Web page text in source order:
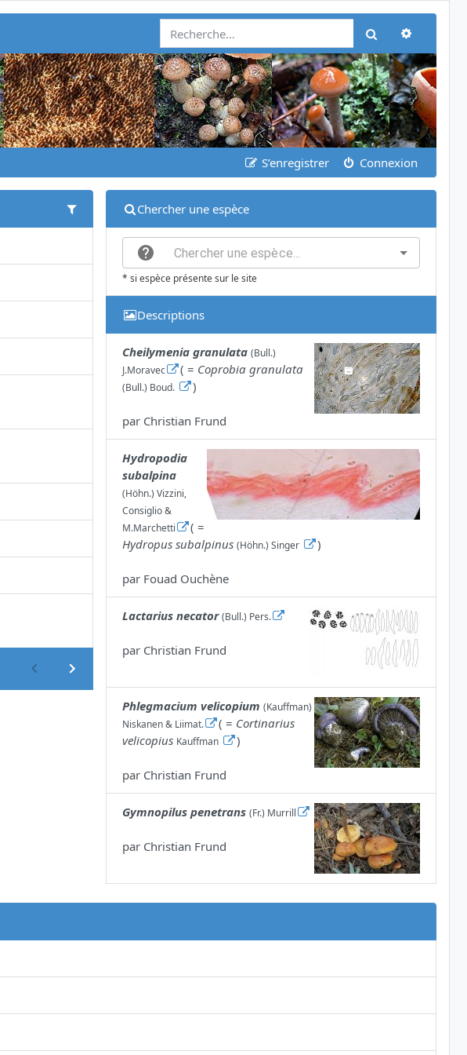
Rechercher
S’enregistrer Connexion
Chercher une espèce
* si espèce présente sur le site
Descriptions
Cheilymenia granulata (Bull.)
J.Moravec
( = Coprobia granulata
(Bull.) Boud. )
par Christian Frund
Hydropodia
subalpina
(Höhn.) Vizzini,
Consiglio &
M.Marchetti
( =
Hydropus subalpinus (Höhn.) Singer )
par Fouad Ouchène
Lactarius necator (Bull.) Pers.
par Christian Frund
Phlegmacium velicopium (Kauffman)
Niskanen & Liimat.
( = Cortinarius
velicopius Kauffman )
par Christian Frund
Gymnopilus penetrans (Fr.) Murrill
par Christian Frund